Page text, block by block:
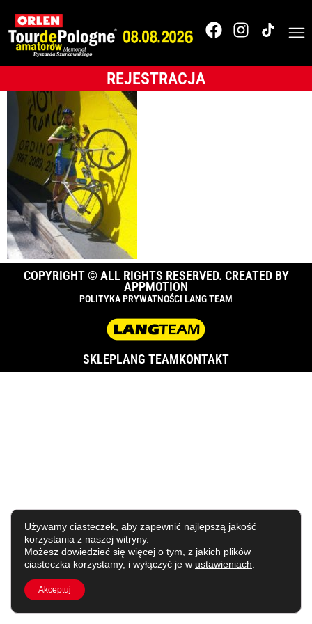
REJESTRACJA
LetourK2
COPYRIGHT © ALL RIGHTS RESERVED. CREATED BY
APPMOTION
POLITYKA PRYWATNOŚCI LANG TEAM
SKLEPLANG TEAMKONTAKT
Używamy ciasteczek, aby zapewnić najlepszą jakość
korzystania z naszej witryny.
Możesz dowiedzieć się więcej o tym, z jakich plików
ciasteczka korzystamy, i wyłączyć je w ustawieniach
Akceptuj